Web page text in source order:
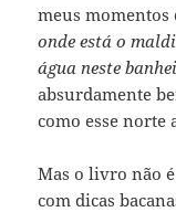
meus
onde está o
água neste
absurdamente
como esse norte
Mas o livro não
com dicas